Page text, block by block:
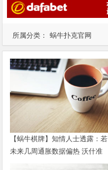
所属分类： 蜗牛扑克官网
【蜗牛棋牌】知情人士透露：若
未来几周通胀数据偏热 沃什准